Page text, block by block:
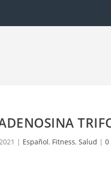
| Español, Fitness, Salud | 0